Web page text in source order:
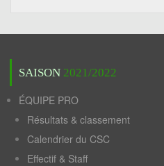
SAISON 2021/2022
ÉQUIPE PRO
Résultats & classement
Calendrier du CSC
Effectif & Staff